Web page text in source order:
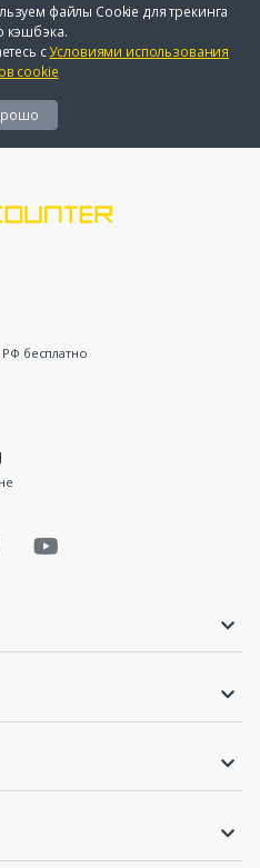
файлы Cookie для трекинга
кэшбэка.
сУсловиями использования
cookie
РФ бесплатно